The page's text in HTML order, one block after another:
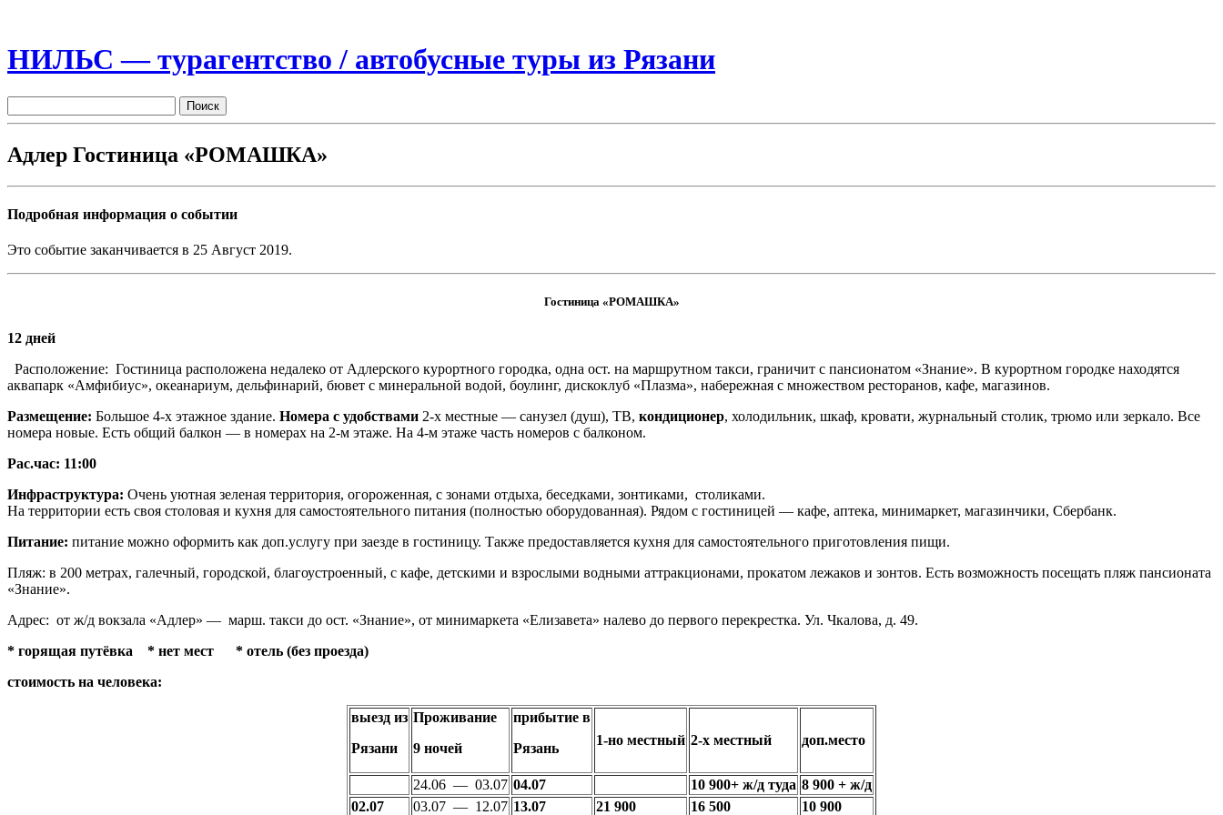
НИЛЬС — турагентство / автобусные туры из Рязани
Адлер Гостиница «РОМАШКА»
Подробная информация о событии
Это событие заканчивается в 25 Август 2019.
Гостиница «РОМАШКА»
12 дней
Расположение: Гостиница расположена недалеко от Адлерского курортного городка, одна ост. на маршрутном такси, граничит с пансионатом «Знание». В курортном городке находятся
аквапарк «Амфибиус», океанариум, дельфинарий, бювет с минеральной водой, боулинг, дискоклуб «Плазма», набережная с множеством ресторанов, кафе, магазинов.
Размещение: Большое 4-х этажное здание. Номера с удобствами 2-х местные — санузел (душ), ТВ, кондиционер, холодильник, шкаф, кровати, журнальный столик, трюмо или зеркало. Все
номера новые. Есть общий балкон — в номерах на 2-м этаже. На 4-м этаже часть номеров с балконом.
Рас.час: 11:00
Инфраструктура: Очень уютная зеленая территория, огороженная, с зонами отдыха, беседками, зонтиками, столиками.
На территории есть своя столовая и кухня для самостоятельного питания (полностью оборудованная). Рядом с гостиницей — кафе, аптека, минимаркет, магазинчики, Сбербанк.
Питание: питание можно оформить как доп.услугу при заезде в гостиницу. Также предоставляется кухня для самостоятельного приготовления пищи.
Пляж: в 200 метрах, галечный, городской, благоустроенный, с кафе, детскими и взрослыми водными аттракционами, прокатом лежаков и зонтов. Есть возможность посещать пляж пансионата
«Знание».
Адрес: от ж/д вокзала «Адлер» — марш. такси до ост. «Знание», от минимаркета «Елизавета» налево до первого перекрестка. Ул. Чкалова, д. 49.
* горящая путёвка * нет мест * отель (без проезда)
стоимость на человека:
выезд из
Рязани
Проживание
9 ночей
прибытие в
Рязань
1-но местный 2-х местный доп.место
24.06 — 03.07 04.07 10 900+ ж/д туда 8 900 + ж/д
02.07
03.07 — 12.07 13.07 21 900 16 500
10 900